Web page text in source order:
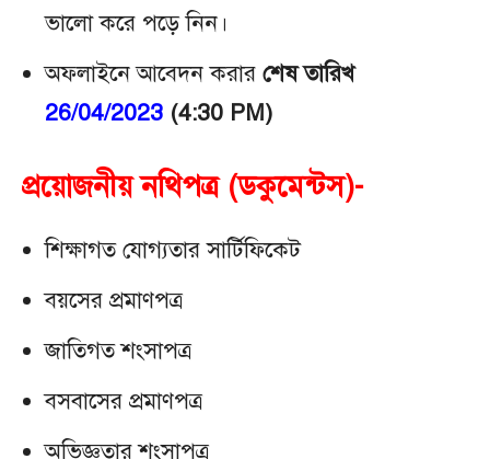
ভালো করে পড়ে নিন।
অফলাইনে আবেদন করার শেষ তারিখ
26/04/2023 (4:30 PM)
প্রয়োজনীয় নথিপত্র (ডকুমেন্টস)-
শিক্ষাগত যোগ্যতার সার্টিফিকেট
বয়সের প্রমাণপত্র
জাতিগত শংসাপত্র
বসবাসের প্রমাণপত্র
অভিজ্ঞতার শংসাপত্র